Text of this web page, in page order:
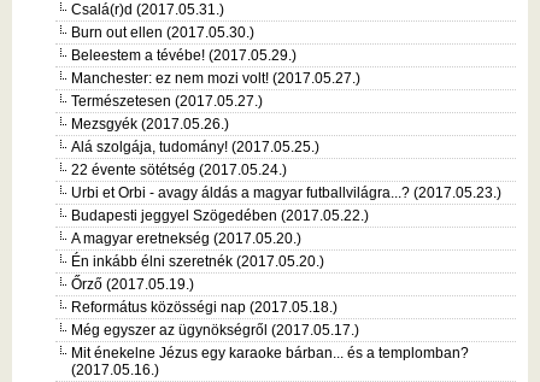
Csalá(r)d (2017.05.31.)
Burn out ellen (2017.05.30.)
Beleestem a tévébe! (2017.05.29.)
Manchester: ez nem mozi volt! (2017.05.27.)
Természetesen (2017.05.27.)
Mezsgyék (2017.05.26.)
Alá szolgája, tudomány! (2017.05.25.)
22 évente sötétség (2017.05.24.)
Urbi et Orbi - avagy áldás a magyar futballvilágra...? (2017.05.23.)
Budapesti jeggyel Szögedében (2017.05.22.)
A magyar eretnekség (2017.05.20.)
Én inkább élni szeretnék (2017.05.20.)
Őrző (2017.05.19.)
Református közösségi nap (2017.05.18.)
Még egyszer az ügynökségről (2017.05.17.)
Mit énekelne Jézus egy karaoke bárban... és a templomban?
(2017.05.16.)